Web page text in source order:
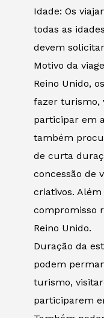
Idade: Os
todas as
devem
Motivo da
Reino Unido,
fazer turismo,
participar em
também
de curta
concessão de
criativos.
compromisso
Reino Unido.
Duração da
podem
turismo,
participarem